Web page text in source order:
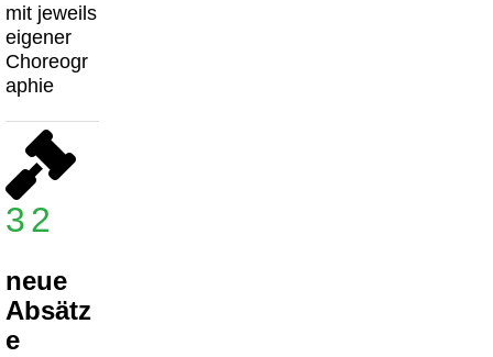
mit jeweils
eigener
Choreogr
aphie
32
neue
Absätz
e